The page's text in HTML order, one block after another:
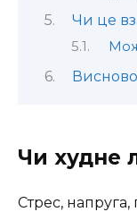
Чи це
Чи худне
Стрес,